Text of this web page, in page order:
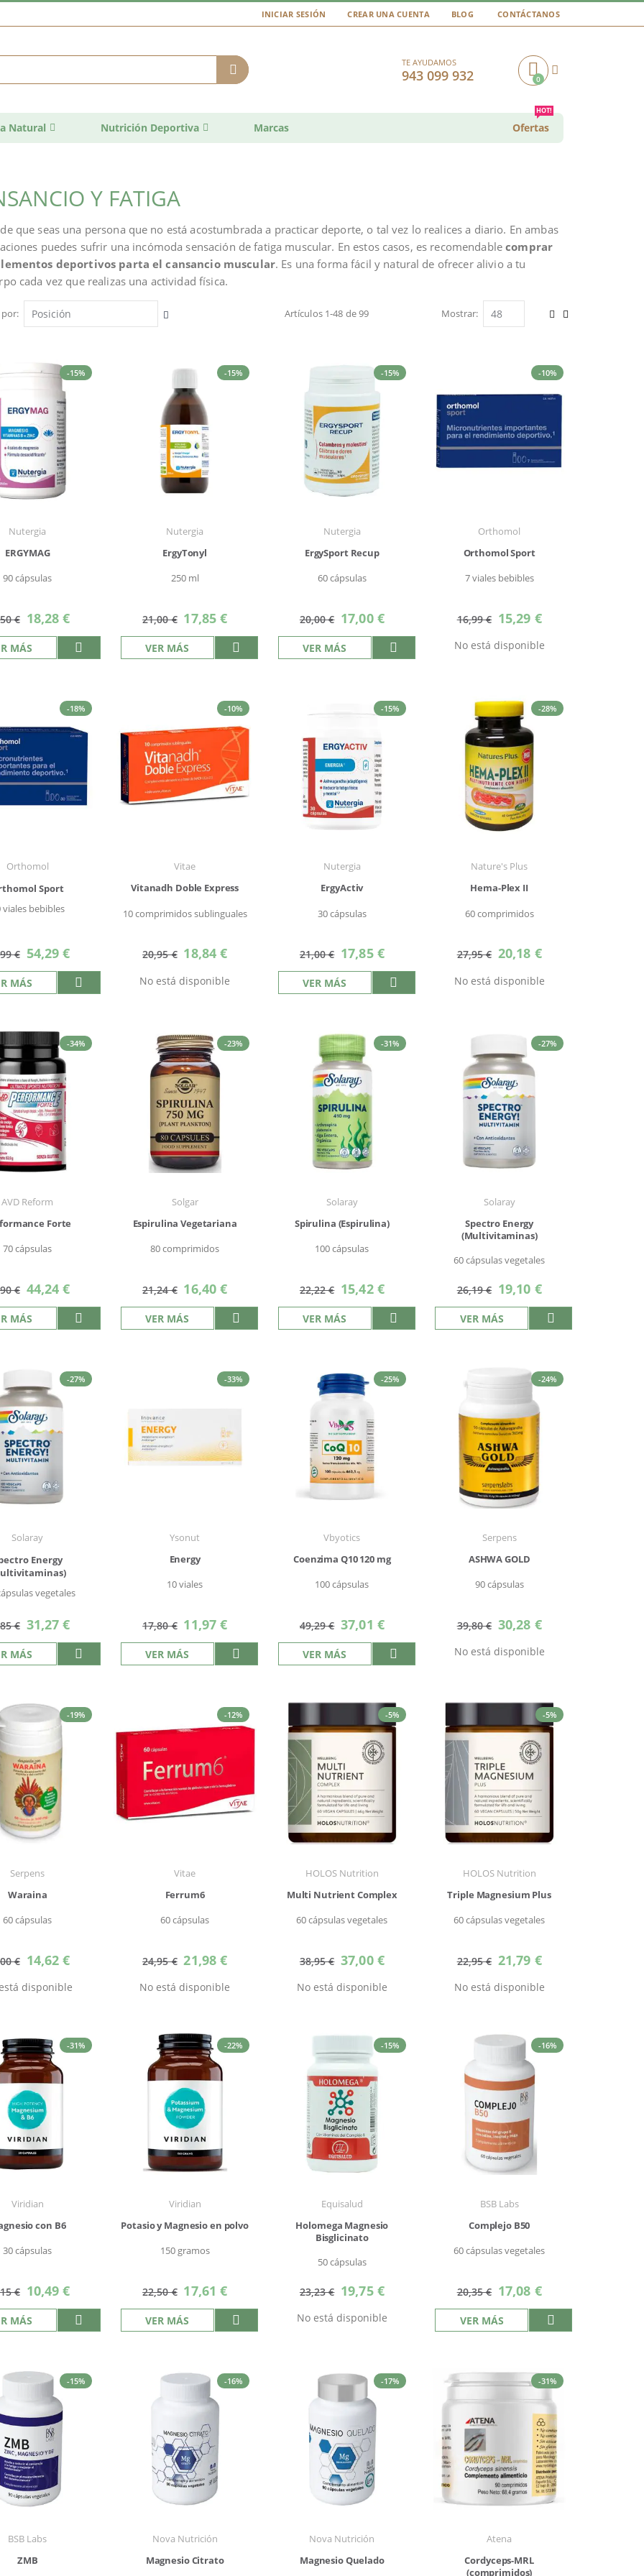
INICIAR SESIÓN CREAR UNA CUENTA BLOG CONTÁCTANOS
TE AYUDAMOS
943 099 932 Cart0
Natural Nutrición Deportiva Marcas Ofertas
HOT!
Y FATIGA
que seas una persona que no está acostumbrada a practicar deporte, o tal vez lo realices a diario. En ambas
puedes sufrir una incómoda sensación de fatiga muscular. En estos casos, es recomendablecomprar
deportivos parta el cansancio muscular. Es una forma fácil y natural de ofrecer alivio a tu
cada vez que realizas una actividad física.
por Artículos 1-48 de99 Mostrar
Ver
-15%
Nutergia
ERGYMAG
90 cápsulas
€ Precio
especial
18,28 €
MÁS
-15%
Nutergia
ErgyTonyl
250 ml
21,00 € Precio
especial
17,85 €
VER MÁS
-15%
Nutergia
ErgySport Recup
60 cápsulas
20,00 € Precio
especial
17,00 €
VER MÁS
-10%
Orthomol
Orthomol Sport
7 viales bebibles
16,99 € Precio
especial
15,29 €
No está disponible
-18%
Orthomol
Sport
viales bebibles
€ Precio
especial
54,29 €
MÁS
-10%
Vitae
Vitanadh Doble Express
10 comprimidos sublinguales
20,95 € Precio
especial
18,84 €
No está disponible
-15%
Nutergia
ErgyActiv
30 cápsulas
21,00 € Precio
especial
17,85 €
VER MÁS
-28%
Nature's Plus
Hema-Plex II
60 comprimidos
27,95 € Precio
especial
20,18 €
No está disponible
-34%
AVD Reform
Forte
70 cápsulas
€ Precio
especial
44,24 €
MÁS
-23%
Solgar
Espirulina Vegetariana
80 comprimidos
21,24 € Precio
especial
16,40 €
VER MÁS
-31%
Solaray
Spirulina (Espirulina)
100 cápsulas
22,22 € Precio
especial
15,42 €
VER MÁS
-27%
Solaray
Spectro Energy
(Multivitaminas)
60 cápsulas vegetales
26,19 € Precio
especial
19,10 €
VER MÁS
-27%
Solaray
Energy
vegetales
€ Precio
especial
31,27 €
MÁS
-33%
Ysonut
Energy
10 viales
17,80 € Precio
especial
11,97 €
VER MÁS
-25%
Vbyotics
Coenzima Q10 120 mg
100 cápsulas
49,29 € Precio
especial
37,01 €
VER MÁS
-24%
Serpens
ASHWA GOLD
90 cápsulas
39,80 € Precio
especial
30,28 €
No está disponible
-19%
Serpens
Waraina
60 cápsulas
€ Precio
especial
14,62 €
disponible
-12%
Vitae
Ferrum6
60 cápsulas
24,95 € Precio
especial
21,98 €
No está disponible
-5%
HOLOS Nutrition
Multi Nutrient Complex
60 cápsulas vegetales
38,95 € Precio
especial
37,00 €
No está disponible
-5%
HOLOS Nutrition
Triple Magnesium Plus
60 cápsulas vegetales
22,95 € Precio
especial
21,79 €
No está disponible
-31%
Viridian
con B6
30 cápsulas
€ Precio
especial
10,49 €
MÁS
-22%
Viridian
Potasio y Magnesio en polvo
150 gramos
22,50 € Precio
especial
17,61 €
VER MÁS
-15%
Equisalud
Holomega Magnesio
Bisglicinato
50 cápsulas
23,23 € Precio
especial
19,75 €
No está disponible
-16%
BSB Labs
Complejo B50
60 cápsulas vegetales
20,35 € Precio
especial
17,08 €
VER MÁS
-15%
BSB Labs
ZMB
-16%
Nova Nutrición
Magnesio Citrato
-17%
Nova Nutrición
Magnesio Quelado
-31%
Atena
Cordyceps-MRL
(comprimidos)